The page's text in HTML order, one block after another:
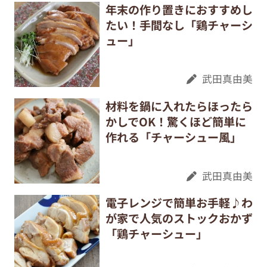
年末の作り置きにおすすめし
たい！手間なし「鶏チャーシ
ュー」
武田真由美
材料を鍋に入れたらほったら
かしでOK！驚くほど簡単に
作れる「チャーシュー風」
武田真由美
電子レンジで簡単お手軽♪わ
が家で人気のストックおかず
「鶏チャーシュー」